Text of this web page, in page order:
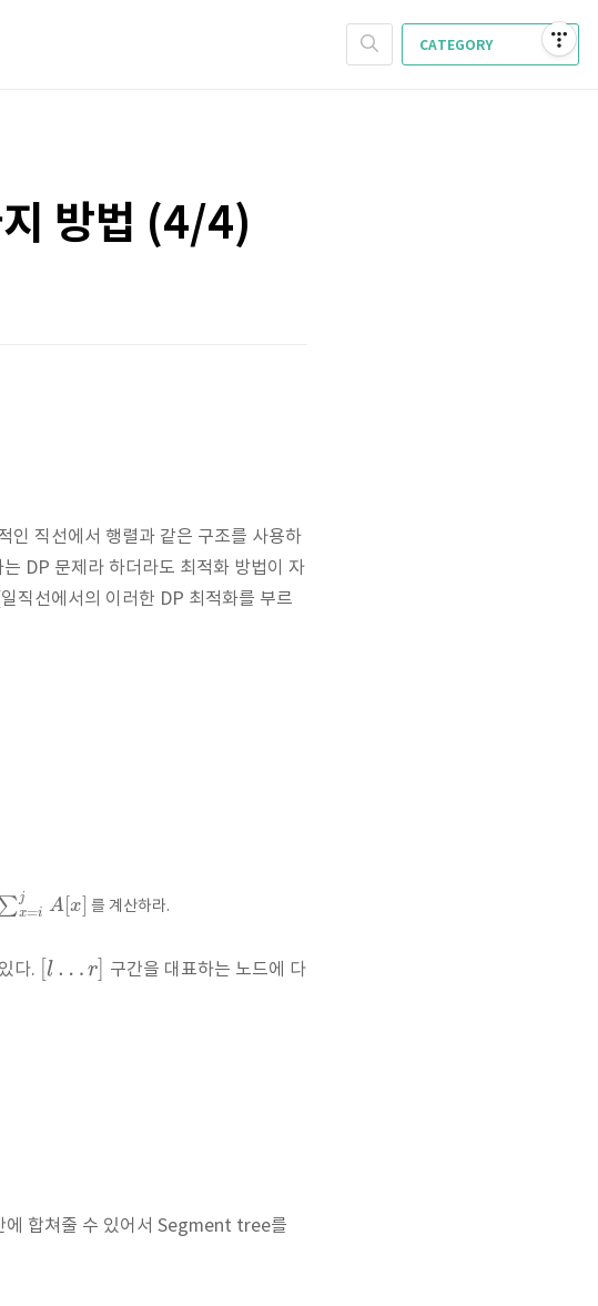
CATEGORY
방법 (4/4)
직선에서 행렬과 같은 구조를 사용하
DP 문제라 하더라도 최적화 방법이 자
직선에서의 이러한 DP 최적화를 부르
j
x=i A[x] 를 계산하라.
다. [l … r] 구간을 대표하는 노드에 다
에 합쳐줄 수 있어서 Segment tree를